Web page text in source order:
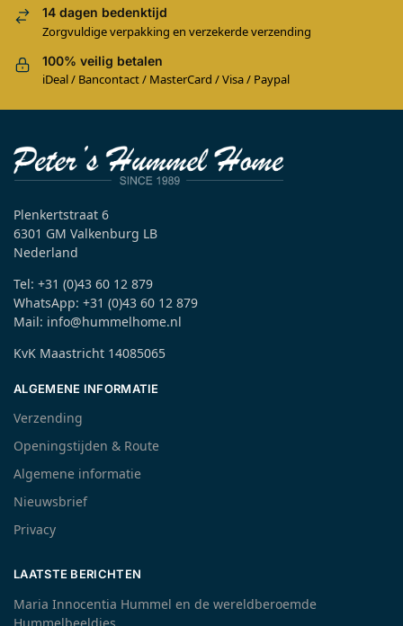
14 dagen bedenktijd
Zorgvuldige verpakking en verzekerde verzending
100% veilig betalen
iDeal / Bancontact / MasterCard / Visa / Paypal
Plenkertstraat 6
6301 GM Valkenburg LB
Nederland
Tel: +31 (0)43 60 12 879
WhatsApp: +31 (0)43 60 12 879
Mail: info@hummelhome.nl
KvK Maastricht 14085065
ALGEMENE INFORMATIE
Verzending
Openingstijden & Route
Algemene informatie
Nieuwsbrief
Privacy
LAATSTE BERICHTEN
Maria Innocentia Hummel en de wereldberoemde
Hummelbeeldjes